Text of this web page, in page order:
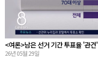
<여론>남은 선거 기간 투표율 '관건'
26년 05월 29일